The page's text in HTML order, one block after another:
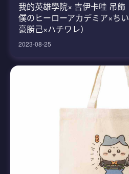
我的英雄學院× 吉伊卡哇 吊飾
僕のヒーローアカデミア×ち
豪勝己×ハチワレ）
2023-08-25